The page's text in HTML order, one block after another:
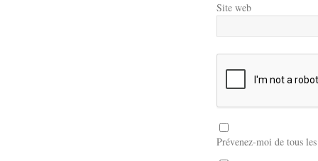
Site web
Prévenez-moi de tous